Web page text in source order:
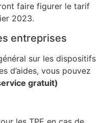
faire figurer le tarif
2023.
entreprises
sur les dispositifs
d’aides, vous pouvez
gratuit)